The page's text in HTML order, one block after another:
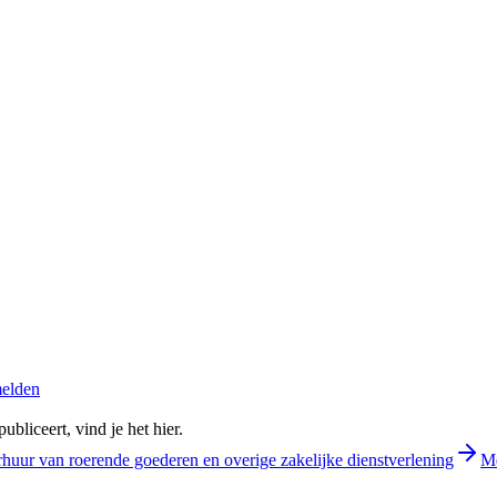
vind je het hier.
van roerende goederen en overige zakelijke dienstverlening